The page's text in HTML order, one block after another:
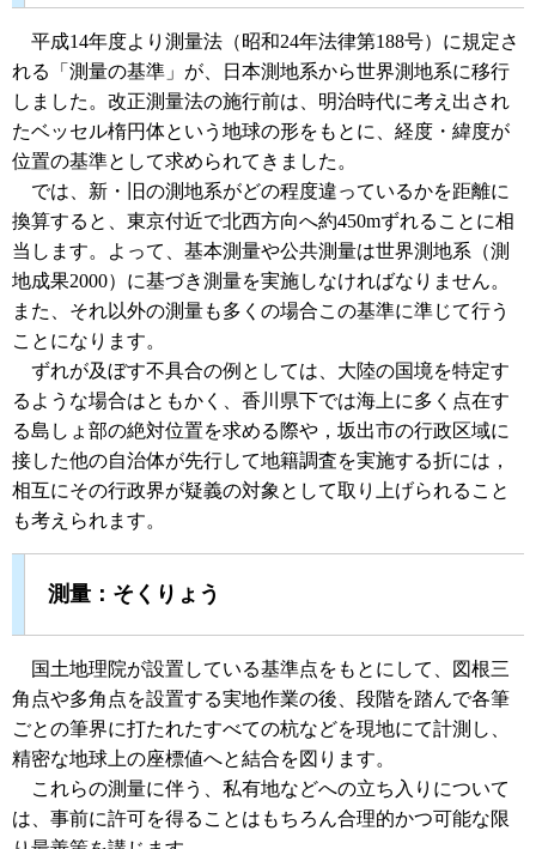
平成14年度より測量法（昭和24年法律第188号）に規定さ
れる「測量の基準」が、日本測地系から世界測地系に移行
しました。改正測量法の施行前は、明治時代に考え出され
たベッセル楕円体という地球の形をもとに、経度・緯度が
位置の基準として求められてきました。
では、新・旧の測地系がどの程度違っているかを距離に
換算すると、東京付近で北西方向へ約450mずれることに相
当します。よって、基本測量や公共測量は世界測地系（測
地成果2000）に基づき測量を実施しなければなりません。
また、それ以外の測量も多くの場合この基準に準じて行う
ことになります。
ずれが及ぼす不具合の例としては、大陸の国境を特定す
るような場合はともかく、香川県下では海上に多く点在す
る島しょ部の絶対位置を求める際や，坂出市の行政区域に
接した他の自治体が先行して地籍調査を実施する折には，
相互にその行政界が疑義の対象として取り上げられること
も考えられます。
測量：そくりょう
国土地理院が設置している基準点をもとにして、図根三
角点や多角点を設置する実地作業の後、段階を踏んで各筆
ごとの筆界に打たれたすべての杭などを現地にて計測し、
精密な地球上の座標値へと結合を図ります。
これらの測量に伴う、私有地などへの立ち入りについて
は、事前に許可を得ることはもちろん合理的かつ可能な限